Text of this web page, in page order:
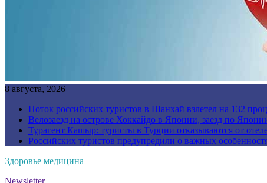
8 августа, 2026
Поток российских туристов в Шанхай взлетел на 132
Велозаезд на острове Хоккайдо в Японии, заезд по
Турагент Кашыр: туристы в Турции отказываются от
Российских туристов предупредили о важных
Здоровье медицина
Newsletter